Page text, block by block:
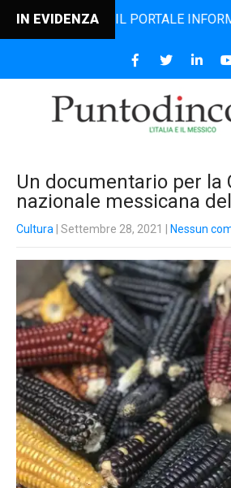
IN EVIDENZAIL PORTALE
Un documentario per la
nazionale messicana
Cultura | Settembre 28, 2021 Nessun